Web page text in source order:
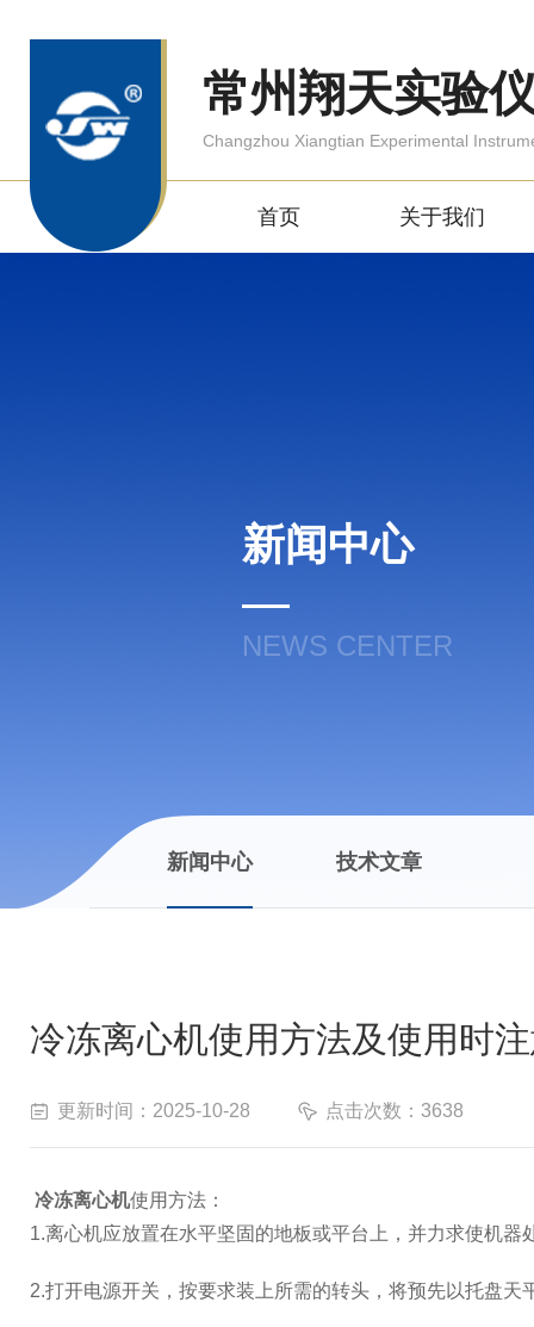
常州翔天实验
Changzhou Xiangtian Experimental
首页 关于我们
新闻中心
NEWS CENTER
新闻中心 技术文章
冷冻离心机使用方法及使用时
更新时间：2025-10-28 点击次数：3638
冷冻离心机使用方法：
1.离心机应放置在水平坚固的地板或平台上，并力求使机
2.打开电源开关，按要求装上所需的转头，将预先以托盘